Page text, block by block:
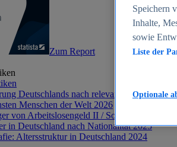
Zum Report
Deutschlands nach relevanten
Menschen der Welt 2026
von Arbeitslosengeld II / Sozialgeld /
in Deutschland nach Nationalität 2025
Altersstruktur in Deutschland 2024
Speichern
Inhalte,
sowie
Liste der
Optionale